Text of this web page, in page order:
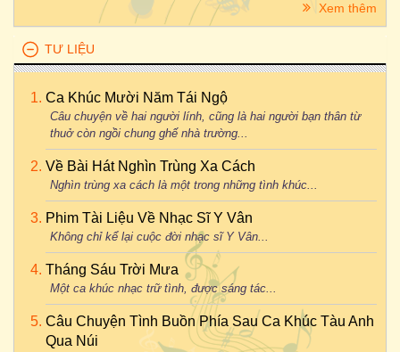
Xem thêm
TƯ LIỆU
Ca Khúc Mười Năm Tái Ngộ
Câu chuyện về hai người lính, cũng là hai người bạn thân từ
thuở còn ngồi chung ghế nhà trường...
Về Bài Hát Nghìn Trùng Xa Cách
Nghìn trùng xa cách là một trong những tình khúc...
Phim Tài Liệu Về Nhạc Sĩ Y Vân
Không chỉ kể lại cuộc đời nhạc sĩ Y Vân...
Tháng Sáu Trời Mưa
Một ca khúc nhạc trữ tình, được sáng tác...
Câu Chuyện Tình Buồn Phía Sau Ca Khúc Tàu Anh
Qua Núi